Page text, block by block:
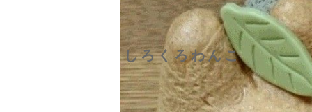
しろくろわんこ